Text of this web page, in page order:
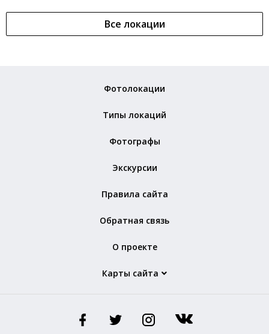
Все локации
Фотолокации
Типы локаций
Фотографы
Экскурсии
Правила сайта
Обратная связь
О проекте
Карты сайта